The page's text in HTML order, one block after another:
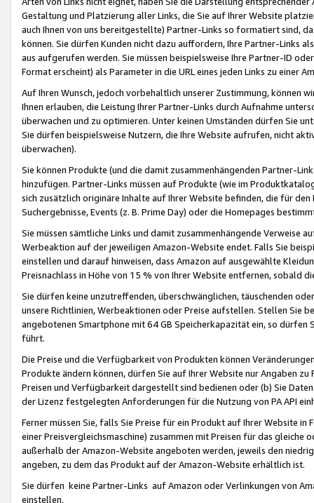
Gestaltung und Platzierung aller Links, die Sie auf Ihrer Website
auch Ihnen von uns bereitgestellte) Partner-Links so formatiert sind,
können. Sie dürfen Kunden nicht dazu auffordern, Ihre Partner-Links
aus aufgerufen werden. Sie müssen beispielsweise Ihre Partner-ID
Format erscheint) als Parameter in die URL eines jeden Links zu einer
Auf Ihren Wunsch, jedoch vorbehaltlich unserer Zustimmung, können
Ihnen erlauben, die Leistung Ihrer Partner-Links durch Aufnahme
überwachen und zu optimieren. Unter keinen Umständen dürfen Sie
Sie dürfen beispielsweise Nutzern, die Ihre Website aufrufen, nicht
überwachen).
Sie können Produkte (und die damit zusammenhängenden Partner-
hinzufügen. Partner-Links müssen auf Produkte (wie im
sich zusätzlich originäre Inhalte auf Ihrer Website befinden, die für
Suchergebnisse, Events (z. B. Prime Day) oder die Homepages
Sie müssen sämtliche Links und damit zusammenhängende
Werbeaktion auf der jeweiligen Amazon-Website endet. Falls Sie
einstellen und darauf hinweisen, dass Amazon auf ausgewählte
Preisnachlass in Höhe von 15 % von Ihrer Website entfernen, sobald
Sie dürfen keine unzutreffenden, überschwänglichen, täuschenden
unsere Richtlinien, Werbeaktionen oder Preise aufstellen. Stellen Sie
angebotenen Smartphone mit 64 GB Speicherkapazität ein, so dürfen
führt.
Die Preise und die Verfügbarkeit von Produkten können
Produkte ändern können, dürfen Sie auf Ihrer Website nur Angaben
Preisen und Verfügbarkeit dargestellt sind bedienen oder (b) Sie
der Lizenz festgelegten Anforderungen für die Nutzung von PA API
Ferner müssen Sie, falls Sie Preise für ein Produkt auf Ihrer Website
einer Preisvergleichsmaschine) zusammen mit Preisen für das
außerhalb der Amazon-Website angeboten werden, jeweils den
angeben, zu dem das Produkt auf der Amazon-Website erhältlich ist.
Sie dürfen keine Partner-Links auf Amazon oder Verlinkungen von
einstellen.